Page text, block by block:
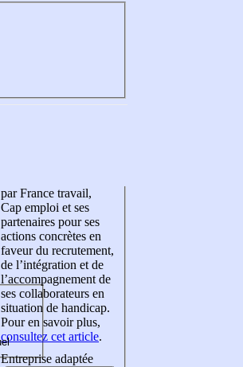
par France travail,
Cap emploi et ses
partenaires pour ses
actions concrètes en
faveur du recrutement,
de l’intégration et de
l’accompagnement de
ses collaborateurs en
situation de handicap.
Pour en savoir plus,
consultez cet article.
Entreprise adaptée